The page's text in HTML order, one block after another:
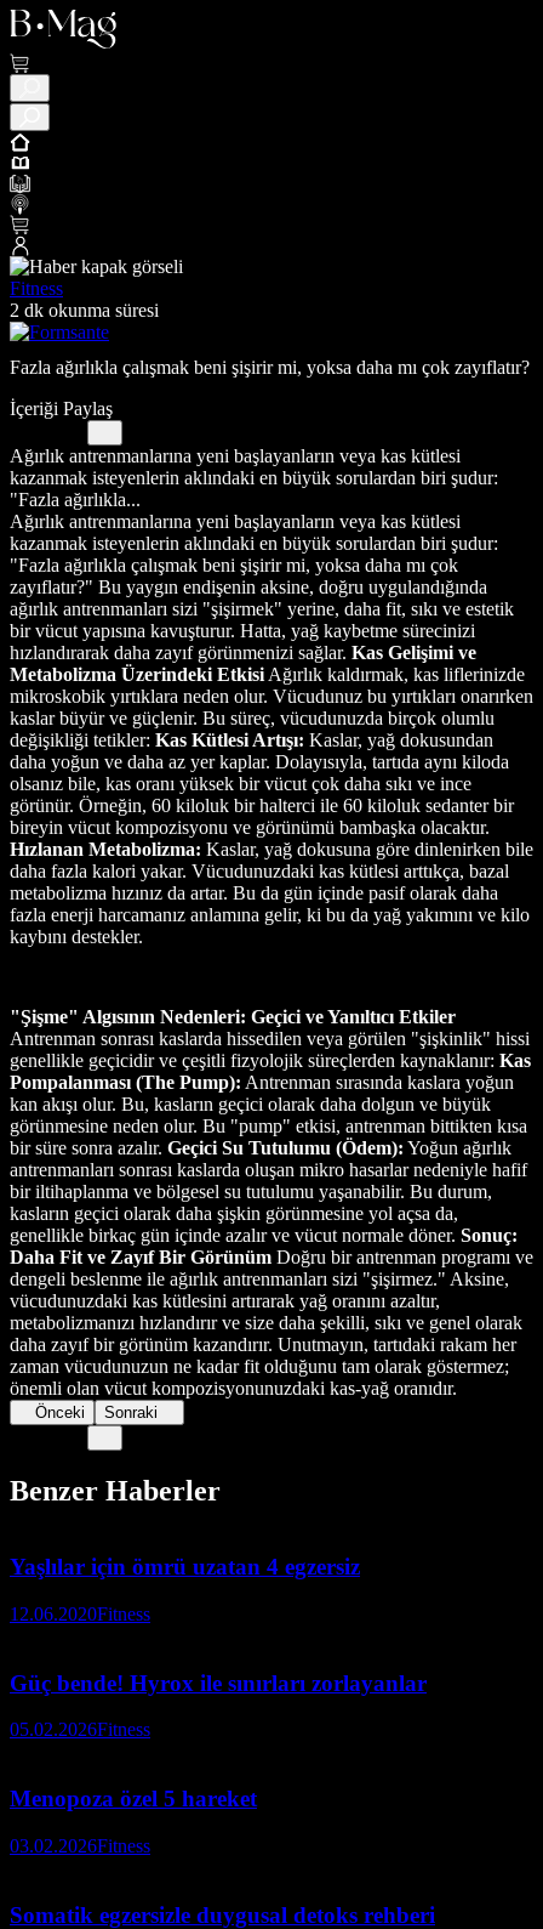
Fitness
2 dk okunma süresi
Fazla ağırlıkla çalışmak beni şişirir mi, yoksa daha mı çok zayıflatır?
İçeriği Paylaş
Ağırlık antrenmanlarına yeni başlayanların veya kas kütlesi
kazanmak isteyenlerin aklındaki en büyük sorulardan biri şudur:
"Fazla ağırlıkla...
Ağırlık antrenmanlarına yeni başlayanların veya kas kütlesi
kazanmak isteyenlerin aklındaki en büyük sorulardan biri şudur:
"Fazla ağırlıkla çalışmak beni şişirir mi, yoksa daha mı çok
zayıflatır?" Bu yaygın endişenin aksine, doğru uygulandığında
ağırlık antrenmanları sizi "şişirmek" yerine, daha fit, sıkı ve estetik
bir vücut yapısına kavuşturur. Hatta, yağ kaybetme sürecinizi
hızlandırarak daha zayıf görünmenizi sağlar. Kas Gelişimi ve
Metabolizma Üzerindeki Etkisi Ağırlık kaldırmak, kas liflerinizde
mikroskobik yırtıklara neden olur. Vücudunuz bu yırtıkları onarırken
kaslar büyür ve güçlenir. Bu süreç, vücudunuzda birçok olumlu
değişikliği tetikler: Kas Kütlesi Artışı: Kaslar, yağ dokusundan
daha yoğun ve daha az yer kaplar. Dolayısıyla, tartıda aynı kiloda
olsanız bile, kas oranı yüksek bir vücut çok daha sıkı ve ince
görünür. Örneğin, 60 kiloluk bir halterci ile 60 kiloluk sedanter bir
bireyin vücut kompozisyonu ve görünümü bambaşka olacaktır.
Hızlanan Metabolizma: Kaslar, yağ dokusuna göre dinlenirken bile
daha fazla kalori yakar. Vücudunuzdaki kas kütlesi arttıkça, bazal
metabolizma hızınız da artar. Bu da gün içinde pasif olarak daha
fazla enerji harcamanız anlamına gelir, ki bu da yağ yakımını ve kilo
kaybını destekler.
"Şişme" Algısının Nedenleri: Geçici ve Yanıltıcı Etkiler
Antrenman sonrası kaslarda hissedilen veya görülen "şişkinlik" hissi
genellikle geçicidir ve çeşitli fizyolojik süreçlerden kaynaklanır: Kas
Pompalanması (The Pump): Antrenman sırasında kaslara yoğun
kan akışı olur. Bu, kasların geçici olarak daha dolgun ve büyük
görünmesine neden olur. Bu "pump" etkisi, antrenman bittikten kısa
bir süre sonra azalır. Geçici Su Tutulumu (Ödem): Yoğun ağırlık
antrenmanları sonrası kaslarda oluşan mikro hasarlar nedeniyle hafif
bir iltihaplanma ve bölgesel su tutulumu yaşanabilir. Bu durum,
kasların geçici olarak daha şişkin görünmesine yol açsa da,
genellikle birkaç gün içinde azalır ve vücut normale döner. Sonuç:
Daha Fit ve Zayıf Bir Görünüm Doğru bir antrenman programı ve
dengeli beslenme ile ağırlık antrenmanları sizi "şişirmez." Aksine,
vücudunuzdaki kas kütlesini artırarak yağ oranını azaltır,
metabolizmanızı hızlandırır ve size daha şekilli, sıkı ve genel olarak
daha zayıf bir görünüm kazandırır. Unutmayın, tartıdaki rakam her
zaman vücudunuzun ne kadar fit olduğunu tam olarak göstermez;
önemli olan vücut kompozisyonunuzdaki kas-yağ oranıdır.
Önceki Sonraki
Benzer Haberler
Yaşlılar için ömrü uzatan 4 egzersiz
12.06.2020Fitness
Güç bende! Hyrox ile sınırları zorlayanlar
05.02.2026Fitness
Menopoza özel 5 hareket
03.02.2026Fitness
Somatik egzersizle duygusal detoks rehberi